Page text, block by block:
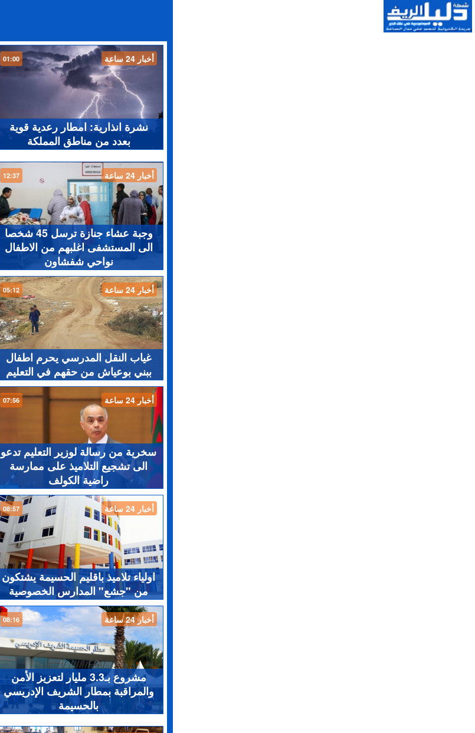
أخبار 24 ساعة 01:00
نشرة انذارية: امطار رعدية قوية
بعدد من مناطق المملكة
أخبار 24 ساعة 12:37
وجبة عشاء جنازة ترسل 45 شخصا
الى المستشفى اغلبهم من الاطفال
نواحي شفشاون
أخبار 24 ساعة 05:12
غياب النقل المدرسي يحرم اطفال
ببني بوعياش من حقهم في التعليم
أخبار 24 ساعة 07:56
سخرية من رسالة لوزير التعليم تدعو
الى تشجيع التلاميذ على ممارسة
راضية الكولف
أخبار 24 ساعة 08:57
اولياء تلاميذ باقليم الحسيمة يشتكون
من "جشع" المدارس الخصوصية
أخبار 24 ساعة 08:16
مشروع بـ3.3 مليار لتعزيز الأمن
والمراقبة بمطار الشريف الإدريسي
بالحسيمة